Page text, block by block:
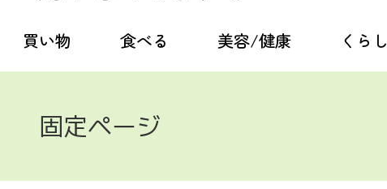
買い物 食べる 美容/健康 くらし
固定ページ